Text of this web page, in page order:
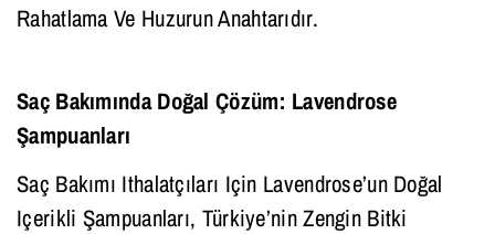
Rahatlama Ve Huzurun Anahtarıdır.
Saç Bakımında Doğal Çözüm: Lavendrose
Şampuanları
Saç Bakımı Ithalatçıları Için Lavendrose’un Doğal
Içerikli Şampuanları, Türkiye’nin Zengin Bitki